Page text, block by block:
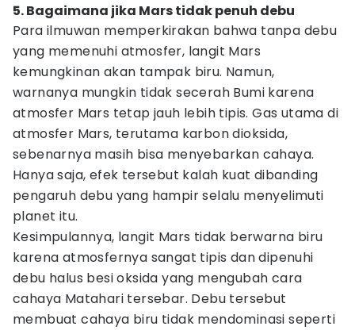
5. Bagaimana jika Mars tidak penuh debu
Para ilmuwan memperkirakan bahwa tanpa debu
yang memenuhi atmosfer, langit Mars
kemungkinan akan tampak biru. Namun,
warnanya mungkin tidak secerah Bumi karena
atmosfer Mars tetap jauh lebih tipis. Gas utama di
atmosfer Mars, terutama karbon dioksida,
sebenarnya masih bisa menyebarkan cahaya.
Hanya saja, efek tersebut kalah kuat dibanding
pengaruh debu yang hampir selalu menyelimuti
planet itu.
Kesimpulannya, langit Mars tidak berwarna biru
karena atmosfernya sangat tipis dan dipenuhi
debu halus besi oksida yang mengubah cara
cahaya Matahari tersebar. Debu tersebut
membuat cahaya biru tidak mendominasi seperti